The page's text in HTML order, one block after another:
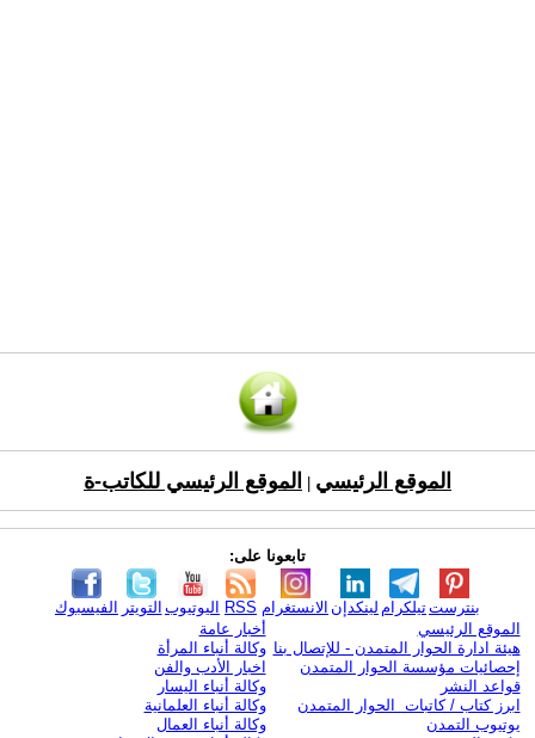
الموقع الرئيسي الموقع الرئيسي للكاتب-ة
تابعونا على:
الفيسبوك التويتر اليوتيوب RSS الانستغرام لينكدإن تيلكرامبنترست
الموقع الرئيسي
هيئة ادارة الحوار المتمدن - للإتصال بنا
إحصائيات مؤسسة الحوار المتمدن
قواعد النشر
ابرز كتاب / كاتبات الحوار المتمدن
يوتيوب التمدن
أخبار عامة
وكالة أنباء المرأة
اخبار الأدب والفن
وكالة أنباء اليسار
وكالة أنباء العلمانية
وكالة أنباء العمال